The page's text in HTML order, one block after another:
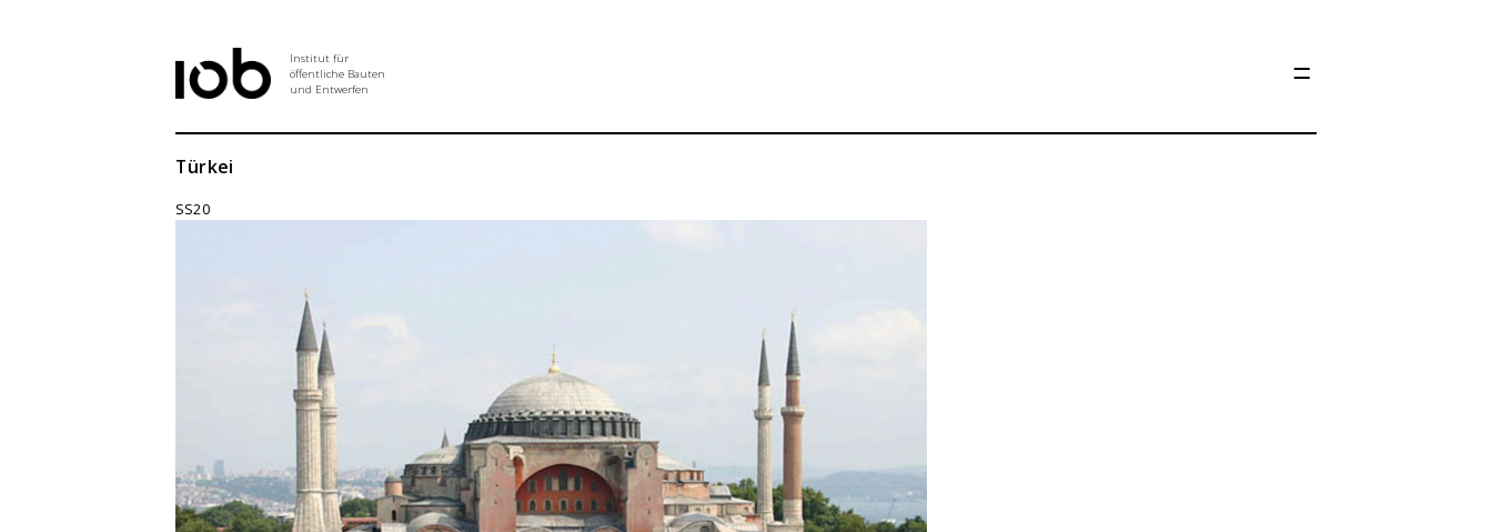
Institut für
öffentliche Bauten
und Entwerfen
Institut
Abschlussarbeiten
Grundlehre
Türkei
SS20